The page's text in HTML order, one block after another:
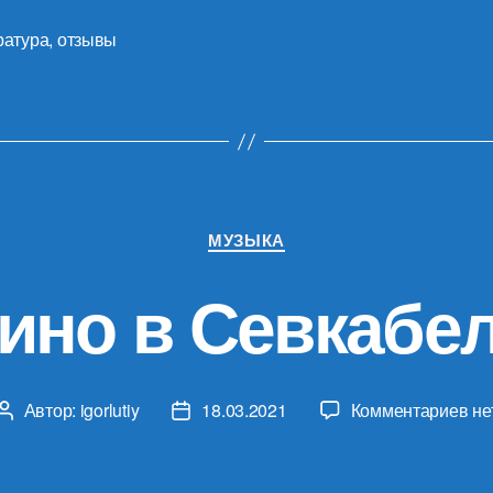
, отзывы
Рубрики
МУЗЫКА
в
Автор
Автор: igorlutiy
Дата18.03.2021 Комментариевк